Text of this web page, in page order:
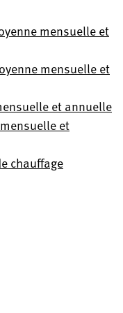
mensuelle et
mensuelle et
et annuelle
et
chauffage